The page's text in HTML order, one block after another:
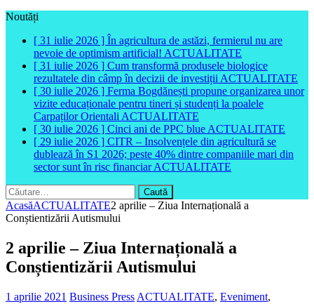
Noutăți
[ 31 iulie 2026 ] În agricultura de astăzi, fermierul nu are
nevoie de optimism artificial! ACTUALITATE
[ 31 iulie 2026 ] Cum transformă produsele biologice
rezultatele din câmp în decizii de investiții ACTUALITATE
[ 30 iulie 2026 ] Ferma Bogdănești propune organizarea unor
vizite educaționale pentru tineri și studenți la poalele
Carpaților Orientali ACTUALITATE
[ 30 iulie 2026 ] Cinci ani de PPC blue ACTUALITATE
[ 29 iulie 2026 ] CITR – Insolvențele din agricultură se
dublează în S1 2026; peste 40% dintre companiile mari din
sector sunt în risc financiarACTUALITATE
Caută
după:
AcasăACTUALITATE2 aprilie – Ziua Internațională a
Conștientizării Autismului
2 aprilie – Ziua Internațională a
Conștientizării Autismului
1 aprilie 2021 Business Press ACTUALITATE, Eveniment,